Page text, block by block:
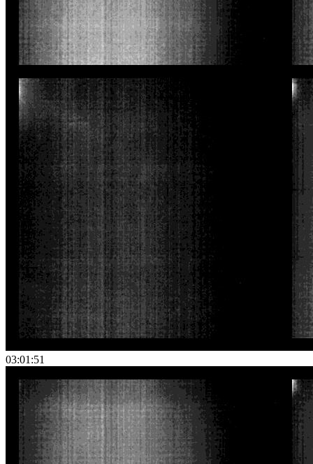
03:01:51